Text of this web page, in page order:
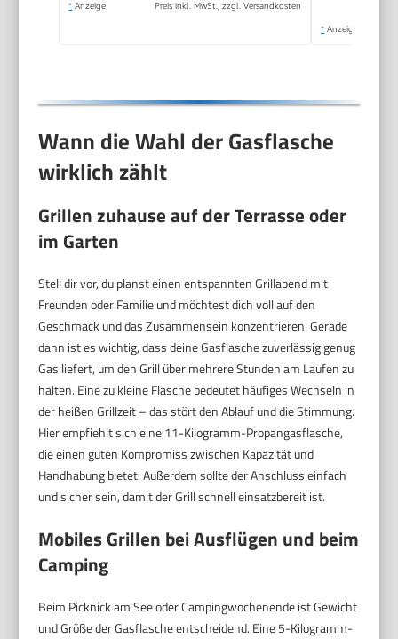
* Anzeige Preis inkl. MwSt., zzgl. Versandkosten
* Anzeige
Wann die Wahl der Gasflasche
wirklich zählt
Grillen zuhause auf der Terrasse oder
im Garten
Stell dir vor, du planst einen entspannten Grillabend mit
Freunden oder Familie und möchtest dich voll auf den
Geschmack und das Zusammensein konzentrieren. Gerade
dann ist es wichtig, dass deine Gasflasche zuverlässig genug
Gas liefert, um den Grill über mehrere Stunden am Laufen zu
halten. Eine zu kleine Flasche bedeutet häufiges Wechseln in
der heißen Grillzeit – das stört den Ablauf und die Stimmung.
Hier empfiehlt sich eine 11-Kilogramm-Propangasflasche,
die einen guten Kompromiss zwischen Kapazität und
Handhabung bietet. Außerdem sollte der Anschluss einfach
und sicher sein, damit der Grill schnell einsatzbereit ist.
Mobiles Grillen bei Ausflügen und beim
Camping
Beim Picknick am See oder Campingwochenende ist Gewicht
und Größe der Gasflasche entscheidend. Eine 5-Kilogramm-